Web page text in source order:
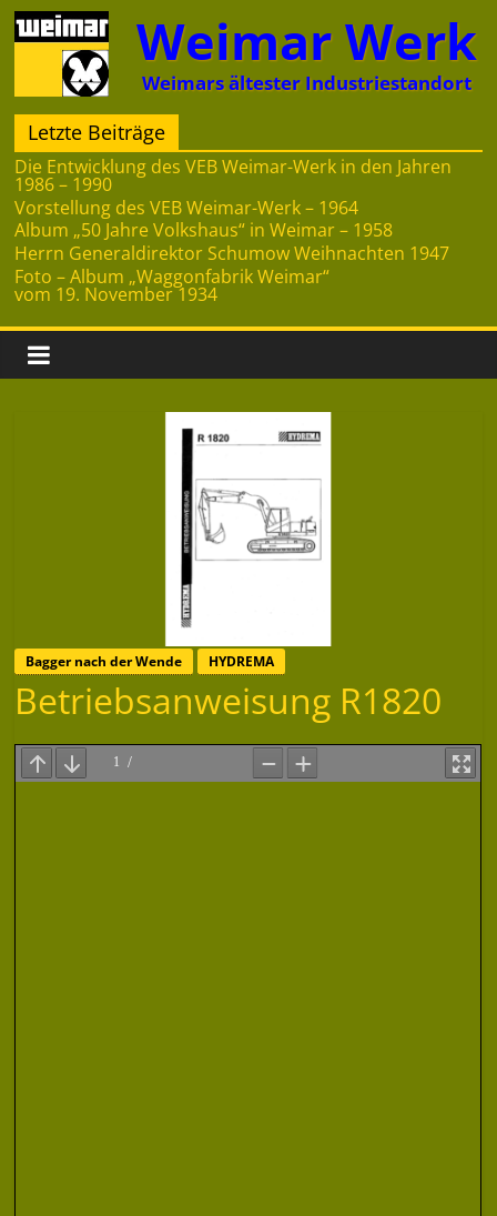
Zum
Inhalt
springen
Weimar Werk
Weimars ältester Industriestandort
Letzte Beiträge
Die Entwicklung des VEB Weimar-Werk in den Jahren
1986 – 1990
Vorstellung des VEB Weimar-Werk – 1964
Album „50 Jahre Volkshaus“ in Weimar – 1958
Herrn Generaldirektor Schumow Weihnachten 1947
Foto – Album „Waggonfabrik Weimar“
vom 19. November 1934
Bagger nach der Wende HYDREMA
Betriebsanweisung R1820